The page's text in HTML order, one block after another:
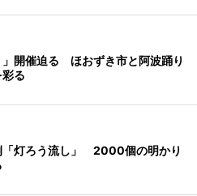
」開催迫る ほおずき市と阿波踊り
る
「灯ろう流し」 2000個の明かり